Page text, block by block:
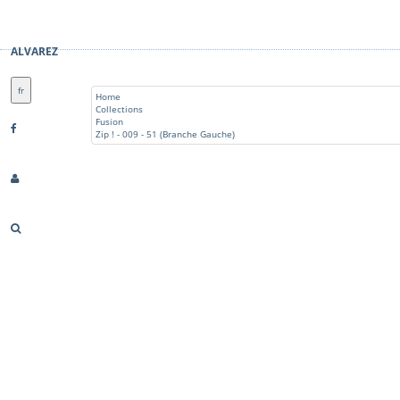
ALVAREZ
fr
Home
Collections
Fusion
Zip ! - 009 - 51 (Branche Gauche)